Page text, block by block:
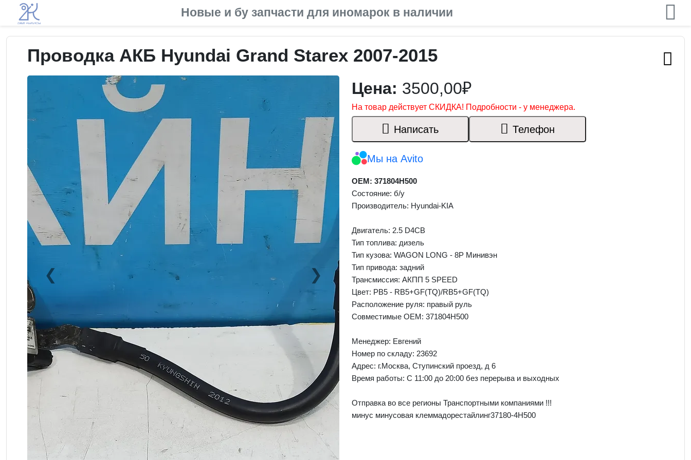
Новые и бу запчасти для иномарок в наличии
Проводка АКБ Hyundai Grand Starex 2007-2015
❮Previous ❯
Next
Цена: 3500,00₽
На товар действует СКИДКА! Подробности - у менеджера.
Написать Телефон
Мы на Avito
OEM: 371804H500
Состояние: б/у
Производитель: Hyundai-KIA
Двигатель: 2.5 D4CB
Тип топлива: дизель
Тип кузова: WAGON LONG - 8P Минивэн
Тип привода: задний
Трансмиссия: AКПП 5 SPEED
Цвет: PB5 - RB5+GF(TQ)/RB5+GF(TQ)
Расположение руля: правый руль
Совместимые OEM: 371804H500
Менеджер: Евгений
Номер по складу: 23692
Адрес: г.Москва, Ступинский проезд, д 6
Время работы: С 11:00 до 20:00 без перерыва и выходных
Отправка во все регионы Транспортными компаниями !!!
минус минусовая клеммадорестайлинг37180-4H500